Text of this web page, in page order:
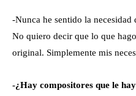
-Nunca he sentido la necesidad
No quiero decir que lo que
original. Simplemente mis
-¿Hay compositores que le